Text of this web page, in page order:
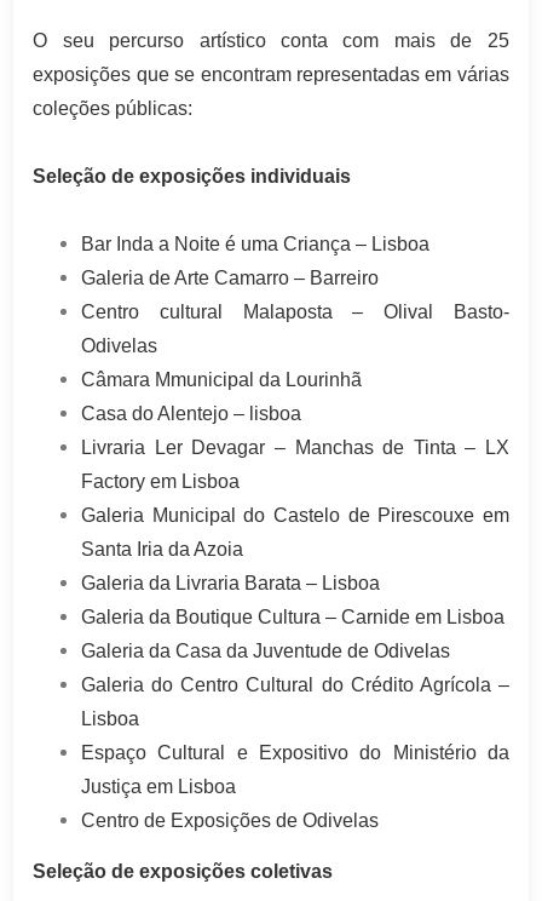
O seu percurso artístico conta com mais de 25
exposições que se encontram representadas em várias
coleções públicas:
Seleção de exposições individuais
Bar Inda a Noite é uma Criança – Lisboa
Galeria de Arte Camarro – Barreiro
Centro cultural Malaposta – Olival Basto-
Odivelas
Câmara Mmunicipal da Lourinhã
Casa do Alentejo – lisboa
Livraria Ler Devagar – Manchas de Tinta – LX
Factory em Lisboa
Galeria Municipal do Castelo de Pirescouxe em
Santa Iria da Azoia
Galeria da Livraria Barata – Lisboa
Galeria da Boutique Cultura – Carnide em Lisboa
Galeria da Casa da Juventude de Odivelas
Galeria do Centro Cultural do Crédito Agrícola –
Lisboa
Espaço Cultural e Expositivo do Ministério da
Justiça em Lisboa
Centro de Exposições de Odivelas
Seleção de exposições coletivas